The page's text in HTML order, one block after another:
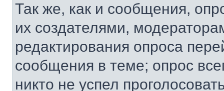
Так же, как и сообщения,
их создателями,
редактирования опроса
сообщения в теме; опрос
никто не успел